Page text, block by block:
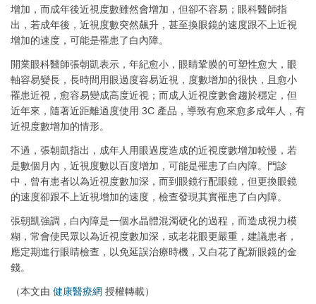
增加，而成年後近視度數雖然會增加，但卻不容易；眼科醫師指
出，若成年後，近視度數突然飆升，甚至換眼鏡的速度跟不上近視
增加的速度，可能是罹患了白內障。
開業眼科醫師張朝凱表示，年紀愈小，眼睛鞏膜的可塑性愈大，眼
軸容易變長，長時間用眼過度容易近視，度數增加的很快，且愈小
罹患近視，愈容易變成高度近視；而成人近視度數會趨於穩定，但
近年來，隨著近距離過度使用 3C 產品，導致有愈來愈多成年人，有
近視度數增加的情形。
不過，張朝凱指出，成年人用眼過度造成的近視度數增加較慢，若
是數個月內，近視度數以百度增加，可能是罹患了白內障。門診
中，曾有患者以為近視度數加深，而到眼鏡行配眼鏡，但更換眼鏡
的速度卻跟不上近視增加的速度，檢查發現其實罹患了白內障。
張朝凱強調，白內障是一個水晶體混濁硬化的過程，而造成視力模
糊，常會使民眾以為近視度數加深，或老花眼更嚴重，建議患者，
應定期進行眼睛檢查，以免延誤治療時機，又白花了配新眼鏡的金
錢。
（本文由 健康醫療網 授權轉載）